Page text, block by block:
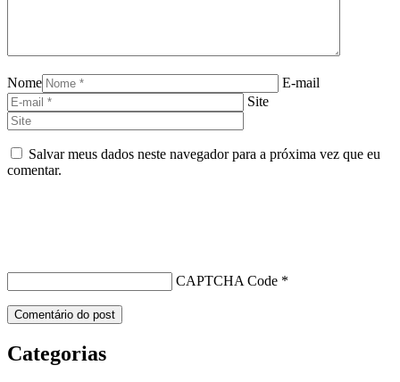
Nome
E-mail
Site
Salvar meus dados neste navegador para a próxima vez que eu
comentar.
CAPTCHA Code *
Categorias